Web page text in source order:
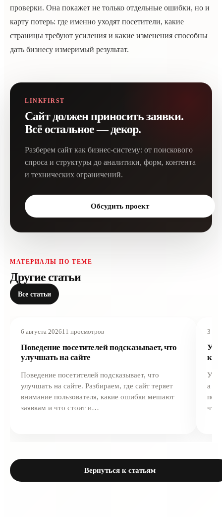
проверки. Она покажет не только отдельные ошибки, но и
карту потерь: где именно уходят посетители, какие
страницы требуют усиления и какие изменения способны
дать бизнесу измеримый результат.
LINKFIRST
Сайт должен приносить заявки.
Всё остальное — декор.
Разберем сайт как бизнес-систему: от поискового
спроса и структуры до аналитики, форм, контента
и технических ограничений.
Обсудить проект
МАТЕРИАЛЫ ПО ТЕМЕ
Другие статьи
Все статьи
6 августа 202611 просмотров
Поведение посетителей подсказывает, что
улучшать на сайте
Поведение посетителей подсказывает, что
улучшать на сайте. Разбираем, где сайт теряет
внимание пользователя, какие ошибки мешают
заявкам и что стоит и…
3
а не
что
Вернуться к статьям